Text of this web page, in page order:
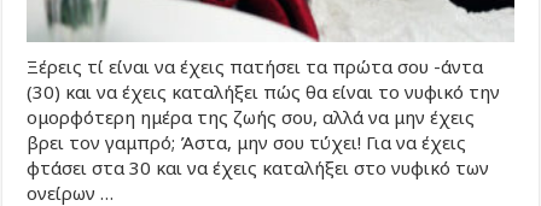
Ξέρεις τί είναι να έχεις πατήσει τα πρώτα σου -άντα
(30) και να έχεις καταλήξει πώς θα είναι το νυφικό την
ομορφότερη ημέρα της ζωής σου, αλλά να μην έχεις
βρει τον γαμπρό; Άστα, μην σου τύχει! Για να έχεις
φτάσει στα 30 και να έχεις καταλήξει στο νυφικό των
ονείρων …